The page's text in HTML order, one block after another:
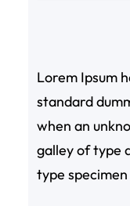
Lorem Ipsum
standard
when an
galley of type
type